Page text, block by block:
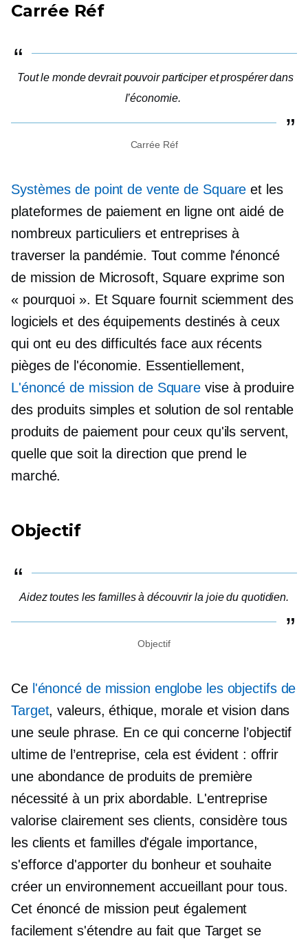
Carrée Réf
Tout le monde devrait pouvoir participer et prospérer dans
l’économie.
Carrée Réf
Systèmes de point de vente de Square et les
plateformes de paiement en ligne ont aidé de
nombreux particuliers et entreprises à
traverser la pandémie. Tout comme l'énoncé
de mission de Microsoft, Square exprime son
« pourquoi ». Et Square fournit sciemment des
logiciels et des équipements destinés à ceux
qui ont eu des difficultés face aux récents
pièges de l'économie. Essentiellement,
L'énoncé de mission de Square vise à produire
des produits simples et solution de sol rentable
produits de paiement pour ceux qu'ils servent,
quelle que soit la direction que prend le
marché.
Objectif
Aidez toutes les familles à découvrir la joie du quotidien.
Objectif
Ce l'énoncé de mission englobe les objectifs de
Target, valeurs, éthique, morale et vision dans
une seule phrase. En ce qui concerne l’objectif
ultime de l’entreprise, cela est évident : offrir
une abondance de produits de première
nécessité à un prix abordable. L'entreprise
valorise clairement ses clients, considère tous
les clients et familles d'égale importance,
s'efforce d'apporter du bonheur et souhaite
créer un environnement accueillant pour tous.
Cet énoncé de mission peut également
facilement s'étendre au fait que Target se